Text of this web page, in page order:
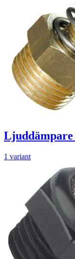
1 variant